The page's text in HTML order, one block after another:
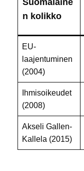
Suomalaine
n kolikko
EU-
laajentuminen
(2004)
Ihmisoikeudet
(2008)
Akseli Gallen-
Kallela (2015)